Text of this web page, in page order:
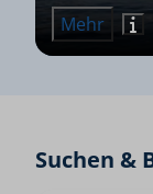
Mehr
Suchen &